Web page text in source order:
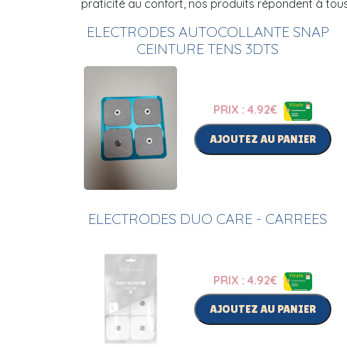
praticité au confort, nos produits répondent à
ELECTRODES AUTOCOLLANTE SNAP
CEINTURE TENS 3DTS
PRIX : 4.92€
AJOUTEZ AU PANIER
ELECTRODES DUO CARE - CARREES
PRIX : 4.92€
AJOUTEZ AU PANIER